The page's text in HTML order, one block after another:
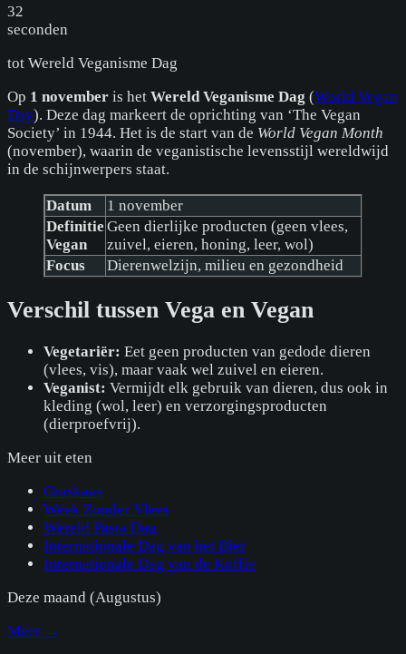
32
seconden
tot Wereld Veganisme Dag
Op 1 november is het Wereld Veganisme Dag (World Vegan
Day). Deze dag markeert de oprichting van ‘The Vegan
Society’ in 1944. Het is de start van de World Vegan Month
(november), waarin de veganistische levensstijl wereldwijd
in de schijnwerpers staat.
Datum
1 november
Definitie
Vegan
Geen dierlijke producten (geen vlees,
zuivel, eieren, honing, leer, wol)
Focus
Dierenwelzijn, milieu en gezondheid
Verschil tussen Vega en Vegan
Vegetariër: Eet geen producten van gedode dieren
(vlees, vis), maar vaak wel zuivel en eieren.
Veganist: Vermijdt elk gebruik van dieren, dus ook in
kleding (wol, leer) en verzorgingsproducten
(dierproefvrij).
Meer uit eten
Graskaas
Week Zonder Vlees
Wereld Pasta Dag
Internationale Dag van het Bier
Internationale Dag van de Koffie
Deze maand (Augustus)
Meer →